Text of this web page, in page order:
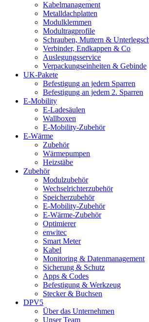
Kabelmanagement
Metalldachplatten
Modulklemmen
Modultragprofile
Schrauben, Muttern &
Verbinder, Endkappen & Co
Auslegungsservice
Verpackungseinheiten & Gebinde
UK-Pakete
Befestigung an jedem Sparren
Befestigung an jedem 2. Sparren
E-Mobility
E-Ladesäulen
Wallboxen
E-Mobility-Zubehör
E-Wärme
Zubehör
Wärmepumpen
Heizstäbe
Zubehör
Modulzubehör
Wechselrichterzubehör
Speicherzubehör
E-Mobility-Zubehör
E-Wärme-Zubehör
Optimierer
enwitec
Smart Meter
Kabel
Monitoring & Datenmanagement
Sicherung & Schutz
Apps & Codes
Befestigung & Werkzeug
Stecker & Buchsen
DPV5
Über das Unternehmen
Unser Team